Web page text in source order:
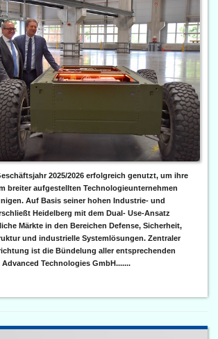
2025/2026 erfolgreich genutzt, um ihre
breiter aufgestellten Technologieunternehmen
Auf Basis seiner hohen Industrie- und
Heidelberg mit dem Dual- Use-Ansatz
Märkte in den Bereichen Defense, Sicherheit,
und industrielle Systemlösungen. Zentraler
ist die Bündelung aller entsprechenden
Technologies GmbH.......